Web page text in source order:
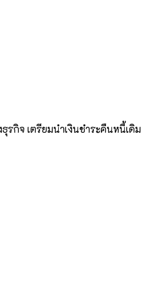
กิจ เตรียมนำเงินชำระคืนหนี้เดิม